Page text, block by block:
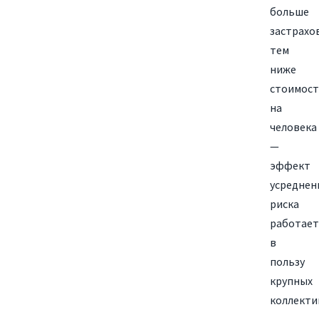
больше
тем
ниже
на
человека
—
эффект
риска
работает
в
пользу
крупных